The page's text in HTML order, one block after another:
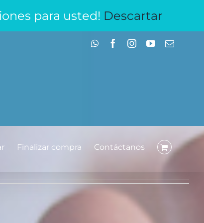
para usted! Descartar
WhatsAppFacebookInstagram
YouTubeCorreo
Finalizar compra Contáctanos